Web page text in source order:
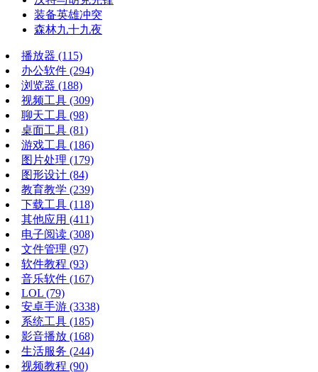
装备英雄冲突
森林九十九夜
播放器 (115)
办公软件 (294)
浏览器 (188)
视频工具 (309)
聊天工具 (98)
桌面工具 (81)
游戏工具 (186)
图片处理 (179)
图形设计 (84)
教育教学 (239)
下载工具 (118)
其他应用 (411)
电子阅读 (308)
文件管理 (97)
软件教程 (93)
音乐软件 (167)
LOL (79)
安卓手游 (3338)
系统工具 (185)
影音播放 (168)
生活服务 (244)
视频教程 (90)